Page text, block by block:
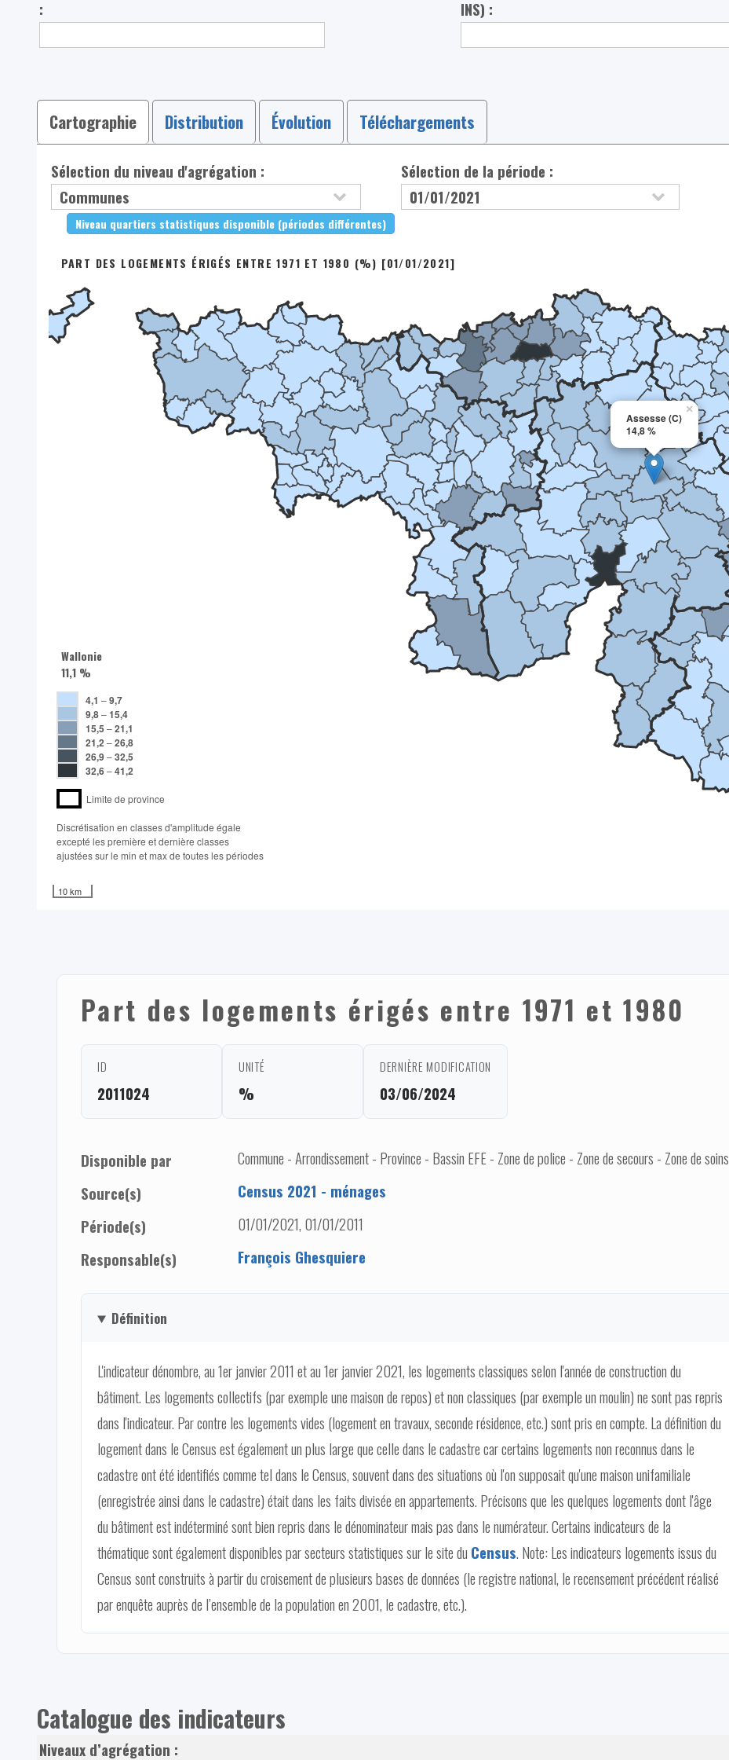
: INS) :
Cartographie Distribution Évolution Téléchargements
Sélection du niveau d'agrégation :
Niveau quartiers statistiques disponible (périodes différentes)
Sélection de la période :
Assesse (C)
14,8 %
×
PART DES LOGEMENTS ÉRIGÉS ENTRE 1971 ET 1980 (%) [01/01/2021]
Wallonie
11,1 %
4,1 –9,7
9,8–15,4
15,5 –21,1
21,2 –26,8
26,9–32,5
32,6–41,2
Limite de province
Discrétisation en classes d'amplitude égale​
excepté les première et dernière classes
ajustées sur le min et max de toutes les périodes
10 km
Part des logements érigés entre 1971 et 1980
ID
2011024
UNITÉ
%
DERNIÈRE MODIFICATION
03/06/2024
Disponible par
Commune - Arrondissement - Province - Bassin EFE - Zone de police - Zone de secours - Zone de soins
Source(s)
Census 2021 - ménages
Période(s)
01/01/2021, 01/01/2011
Responsable(s)
François Ghesquiere
Définition
L'indicateur dénombre, au 1er janvier 2011 et au 1er janvier 2021, les logements classiques selon l'année de construction du
bâtiment. Les logements collectifs (par exemple une maison de repos) et non classiques (par exemple un moulin) ne sont pas repris
dans l'indicateur. Par contre les logements vides (logement en travaux, seconde résidence, etc.) sont pris en compte. La définition du
logement dans le Census est également un plus large que celle dans le cadastre car certains logements non reconnus dans le
cadastre ont été identifiés comme tel dans le Census, souvent dans des situations où l'on supposait qu'une maison unifamiliale
(enregistrée ainsi dans le cadastre) était dans les faits divisée en appartements. Précisons que les quelques logements dont l'âge
du bâtiment est indéterminé sont bien repris dans le dénominateur mais pas dans le numérateur. Certains indicateurs de la
thématique sont également disponibles par secteurs statistiques sur le site du Census. Note: Les indicateurs logements issus du
Census sont construits à partir du croisement de plusieurs bases de données (le registre national, le recensement précédent réalisé
par enquête auprès de l’ensemble de la population en 2001, le cadastre, etc.).
Catalogue des indicateurs
Niveaux d’agrégation :